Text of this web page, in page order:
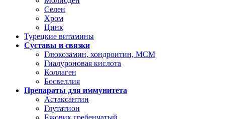
Селен
Хром
Цинк
Турецкие витамины
Суставы и связки
Глюкозамин, хондроитин, МСМ
Гиалуроновая кислота
Коллаген
Босвеллия
Препараты для иммунитета
Астаксантин
Глутатион
Ежовик гребенчатый